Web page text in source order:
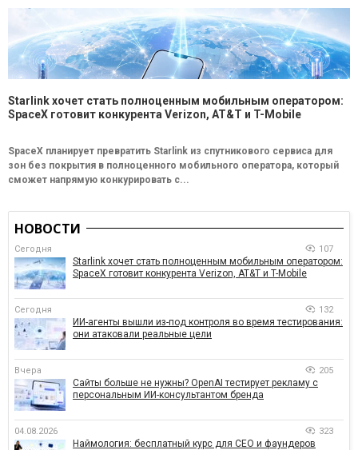
Starlink хочет стать полноценным мобильным оператором:
SpaceX готовит конкурента Verizon, AT&T и T-Mobile
SpaceX планирует превратить Starlink из спутникового сервиса для
зон без покрытия в полноценного мобильного оператора, который
сможет напрямую конкурировать с...
НОВОСТИ
Сегодня 107
Starlink хочет стать полноценным мобильным оператором:
SpaceX готовит конкурента Verizon, AT&T и T-Mobile
Сегодня 132
ИИ-агенты вышли из-под контроля во время тестирования:
они атаковали реальные цели
Вчера 205
Сайты больше не нужны? OpenAI тестирует рекламу с
персональным ИИ-консультантом бренда
04.08.2026 323
Наймология: бесплатный курс для CEO и фаундеров